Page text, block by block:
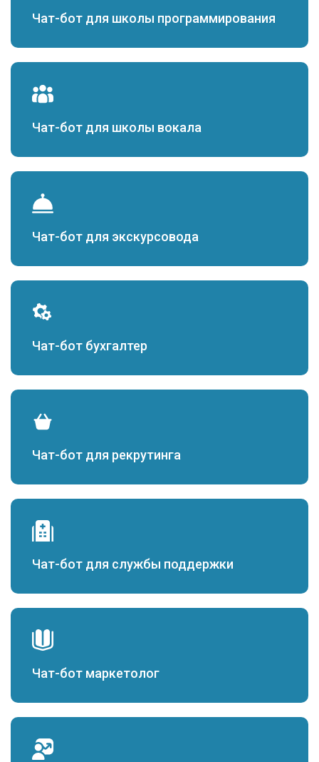
Чат-бот для школы программирования
Чат-бот для школы вокала
Чат-бот для экскурсовода
Чат-бот бухгалтер
Чат-бот для рекрутинга
Чат-бот для службы поддержки
Чат-бот маркетолог